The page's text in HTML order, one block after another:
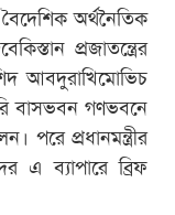
অর্থনৈতিক
প্রজাতন্ত্রের
আবদুরাখিমোভিচ
বাসভবন গণভবনে
পরে প্রধানমন্ত্রীর
এ ব্যাপারে ব্রিফ